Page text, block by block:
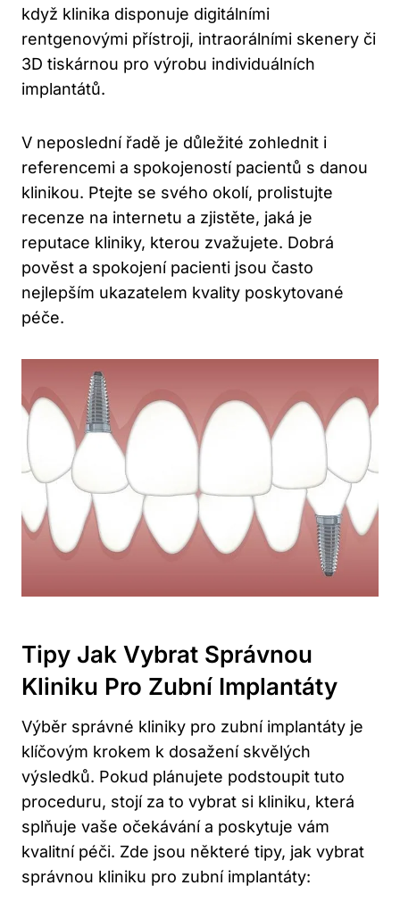
když klinika disponuje digitálními
rentgenovými přístroji, intraorálními skenery či
3D tiskárnou pro výrobu individuálních
implantátů.
V neposlední řadě je důležité zohlednit i
referencemi a spokojeností pacientů s danou
klinikou. Ptejte se svého okolí, prolistujte
recenze na internetu a zjistěte, jaká je
reputace kliniky, kterou zvažujete. Dobrá
pověst a spokojení pacienti jsou často
nejlepším ukazatelem kvality poskytované
péče.
Tipy Jak Vybrat Správnou
Kliniku Pro Zubní Implantáty
Výběr správné kliniky pro zubní implantáty je
klíčovým krokem k dosažení skvělých
výsledků. Pokud plánujete podstoupit tuto
proceduru, stojí za to vybrat si kliniku, která
splňuje vaše očekávání a poskytuje vám
kvalitní péči. Zde jsou některé tipy, jak vybrat
správnou kliniku pro zubní implantáty: